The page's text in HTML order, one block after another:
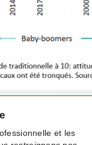
et les